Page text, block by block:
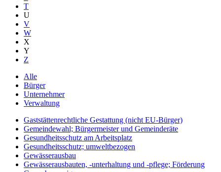
T
U
V
W
X
Y
Z
Alle
Bürger
Unternehmer
Verwaltung
Gaststättenrechtliche Gestattung (nicht EU-Bürger)
Gemeindewahl; Bürgermeister und Gemeinderäte
Gesundheitsschutz am Arbeitsplatz
Gesundheitsschutz; umweltbezogen
Gewässerausbau
Gewässerausbauten, -unterhaltung und -pflege; Förderung